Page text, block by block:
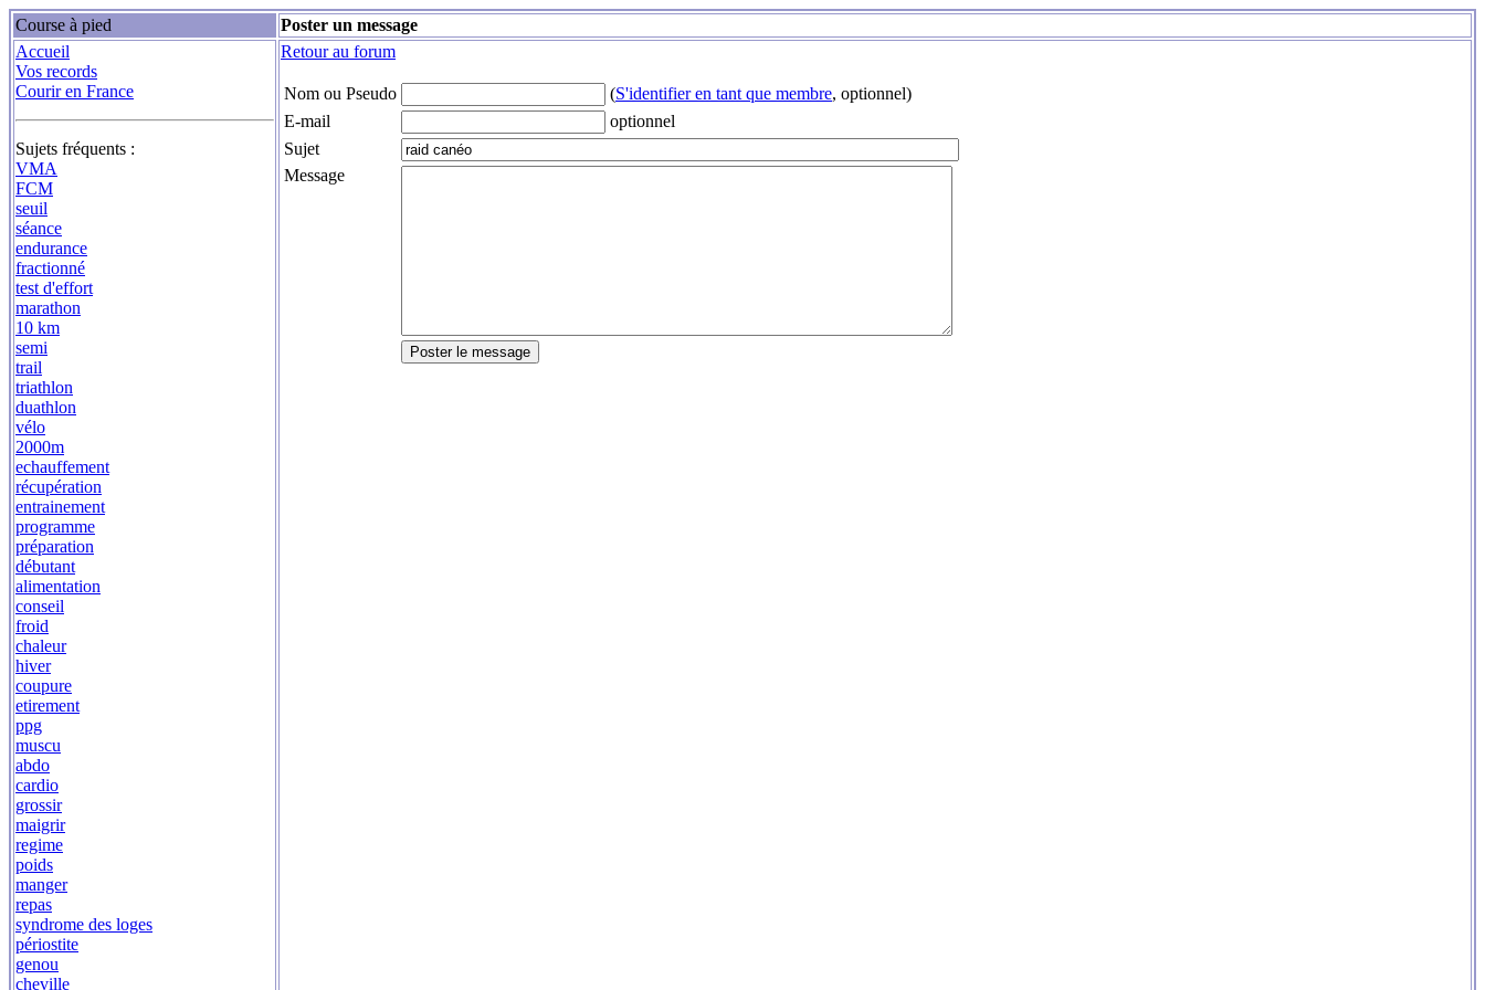
Course à pied
Poster un message
Accueil
Vos records
Courir en France
Sujets fréquents :
VMA
FCM
seuil
séance
endurance
fractionné
test d'effort
marathon
10 km
semi
trail
triathlon
duathlon
vélo
2000m
echauffement
récupération
entrainement
programme
préparation
débutant
alimentation
conseil
froid
chaleur
hiver
coupure
etirement
ppg
muscu
abdo
cardio
grossir
maigrir
regime
poids
manger
repas
syndrome des loges
périostite
genou
cheville
Retour au forum
Nom ou Pseudo (S'identifier en tant que membre, optionnel)
E-mail
optionnel
Sujet
Message